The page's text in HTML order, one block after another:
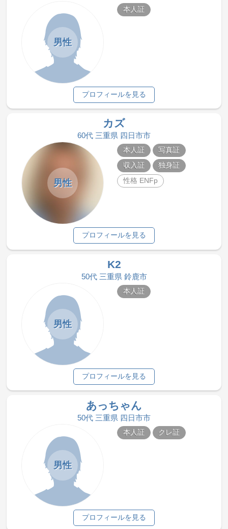
男性
本人証
プロフィールを見る
カズ
60代 三重県 四日市市
男性
本人証
写真証
収入証
独身証
性格 ENFp
プロフィールを見る
K2
50代 三重県 鈴鹿市
男性
本人証
プロフィールを見る
あっちゃん
50代 三重県 四日市市
男性
本人証 クレ証
プロフィールを見る